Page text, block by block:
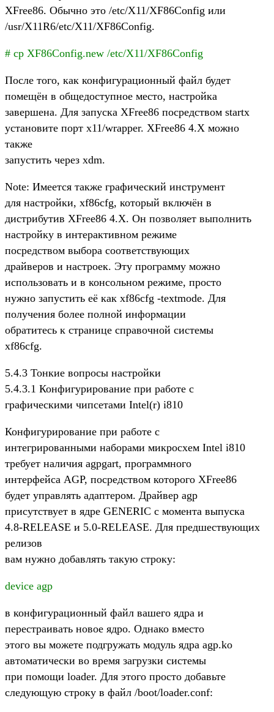
XFree86. Обычно это /etc/X11/XF86Config или
/usr/X11R6/etc/X11/XF86Config.
# cp XF86Config.new /etc/X11/XF86Config
После того, как конфигурационный файл будет
помещён в общедоступное место, настройка
завершена. Для запуска XFree86 посредством startx
установите порт x11/wrapper. XFree86 4.X можно
также
запустить через xdm.
Note: Имеется также графический инструмент
для настройки, xf86cfg, который включён в
дистрибутив XFree86 4.X. Он позволяет выполнить
настройку в интерактивном режиме
посредством выбора соответствующих
драйверов и настроек. Эту программу можно
использовать и в консольном режиме, просто
нужно запустить её как xf86cfg -textmode. Для
получения более полной информации
обратитесь к странице справочной системы
xf86cfg.
5.4.3 Тонкие вопросы настройки
5.4.3.1 Конфигурирование при работе с
графическими чипсетами Intel(r) i810
Конфигурирование при работе с
интегрированными наборами микросхем Intel i810
требует наличия agpgart, программного
интерфейса AGP, посредством которого XFree86
будет управлять адаптером. Драйвер agp
присутствует в ядре GENERIC с момента выпуска
4.8-RELEASE и 5.0-RELEASE. Для предшествующих
релизов
вам нужно добавлять такую строку:
device agp
в конфигурационный файл вашего ядра и
перестраивать новое ядро. Однако вместо
этого вы можете подгружать модуль ядра agp.ko
автоматически во время загрузки системы
при помощи loader. Для этого просто добавьте
следующую строку в файл /boot/loader.conf: